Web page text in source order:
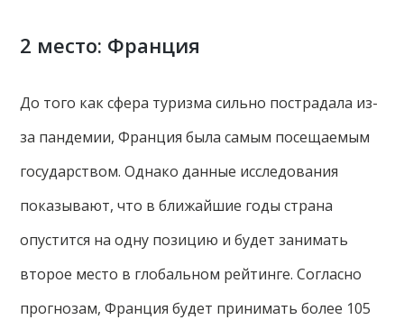
2 место: Франция
До того как сфера туризма сильно пострадала из-
за пандемии, Франция была самым посещаемым
государством. Однако данные исследования
показывают, что в ближайшие годы страна
опустится на одну позицию и будет занимать
второе место в глобальном рейтинге. Согласно
прогнозам, Франция будет принимать более 105